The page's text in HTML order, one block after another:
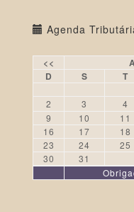
Agenda
<<
D
S T
2
3 4
9
10 11
16
17 18
23
24 25
30
31